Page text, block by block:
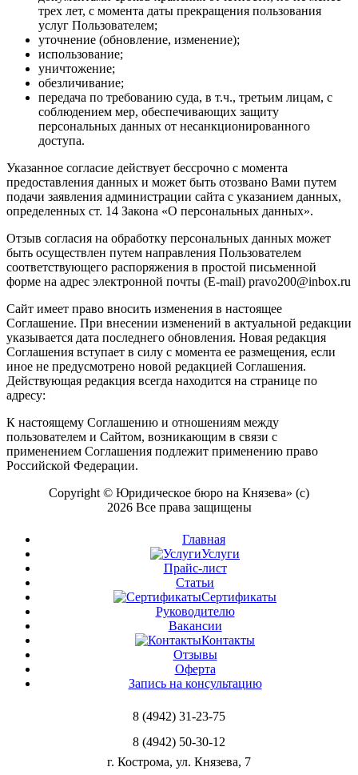
трех лет, с момента даты прекращения пользования
услуг Пользователем;
уточнение (обновление, изменение);
использование;
уничтожение;
обезличивание;
передача по требованию суда, в т.ч., третьим лицам, с
соблюдением мер, обеспечивающих защиту
персональных данных от несанкционированного
доступа.
Указанное согласие действует бессрочно с момента
предоставления данных и может быть отозвано Вами путем
подачи заявления администрации сайта с указанием данных,
определенных ст. 14 Закона «О персональных данных».
Отзыв согласия на обработку персональных данных может
быть осуществлен путем направления Пользователем
соответствующего распоряжения в простой письменной
форме на адрес электронной почты (E-mail) pravo200@inbox.ru
Сайт имеет право вносить изменения в настоящее
Соглашение. При внесении изменений в актуальной редакции
указывается дата последнего обновления. Новая редакция
Соглашения вступает в силу с момента ее размещения, если
иное не предусмотрено новой редакцией Соглашения.
Действующая редакция всегда находится на странице по
адресу:
К настоящему Соглашению и отношениям между
пользователем и Сайтом, возникающим в связи с
применением Соглашения подлежит применению право
Российской Федерации.
Copyright © Юридическое бюро на Князева» (с)
2026 Все права защищены
Главная
Услуги
Прайс-лист
Статьи
Сертификаты
Руководителю
Вакансии
Контакты
Отзывы
Оферта
Запись на консультацию
8 (4942) 31-23-75
8 (4942) 50-30-12
г. Кострома, ул. Князева, 7